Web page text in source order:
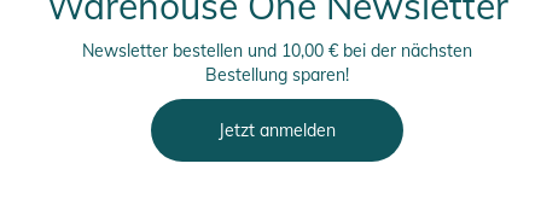
Gebrauchsanweisungen, Sicherheitshinweise und Warnungen
finden Sie direkt am Produkt.
Newsletter bestellen und 10,00 € bei der nächsten
Bestellung sparen!
Jetzt anmelden